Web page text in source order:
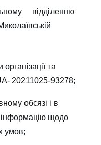
відділенню
та
20211025-93278;
обсязі і в
інформацію щодо
умов;